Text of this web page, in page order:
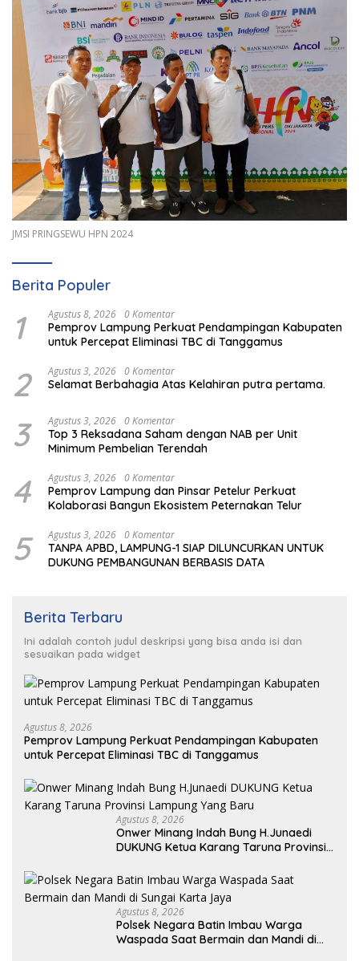
JMSI PRINGSEWU HPN 2024
Berita Populer
1 Agustus 8, 2026 0 Komentar
Pemprov Lampung Perkuat Pendampingan Kabupaten
untuk Percepat Eliminasi TBC di Tanggamus
2 Agustus 3, 2026 0 Komentar
Selamat Berbahagia Atas Kelahiran putra pertama.
3 Agustus 3, 2026 0 Komentar
Top 3 Reksadana Saham dengan NAB per Unit
Minimum Pembelian Terendah
4 Agustus 3, 2026 0 Komentar
Pemprov Lampung dan Pinsar Petelur Perkuat
Kolaborasi Bangun Ekosistem Peternakan Telur
5 Agustus 3, 2026 0 Komentar
TANPA APBD, LAMPUNG-1 SIAP DILUNCURKAN UNTUK
DUKUNG PEMBANGUNAN BERBASIS DATA
Berita Terbaru
Ini adalah contoh judul deskripsi yang bisa anda isi dan
sesuaikan pada widget
Agustus 8, 2026
Pemprov Lampung Perkuat Pendampingan Kabupaten
untuk Percepat Eliminasi TBC di Tanggamus
Agustus 8, 2026
Onwer Minang Indah Bung H.Junaedi
DUKUNG Ketua Karang Taruna Provinsi
Agustus 8, 2026
Polsek Negara Batin Imbau Warga
Waspada Saat Bermain dan Mandi di